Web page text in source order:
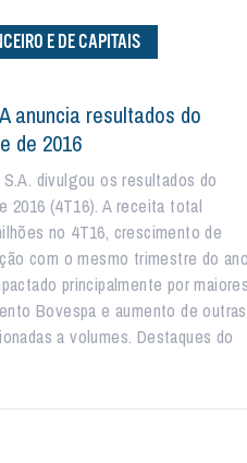
E DE CAPITAIS
anuncia resultados do
de 2016
S.A. divulgou os resultados do
2016 (4T16). A receita total
no 4T16, crescimento de
com o mesmo trimestre do ano
principalmente por maiores
Bovespa e aumento de outras
a volumes. Destaques do